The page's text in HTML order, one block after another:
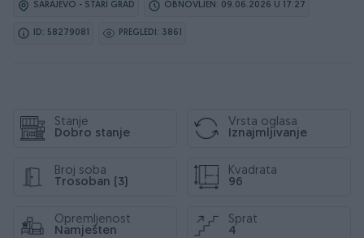
SARAJEVO - STARI GRAD OBNOVLJEN: 09.06.2026 U 17:27
ID: 58279081 PREGLEDI: 3861
Stanje
Dobro stanje
Vrsta oglasa
Iznajmljivanje
Broj soba
Trosoban (3)
Kvadrata
96
Opremljenost
Namješten
Sprat
4